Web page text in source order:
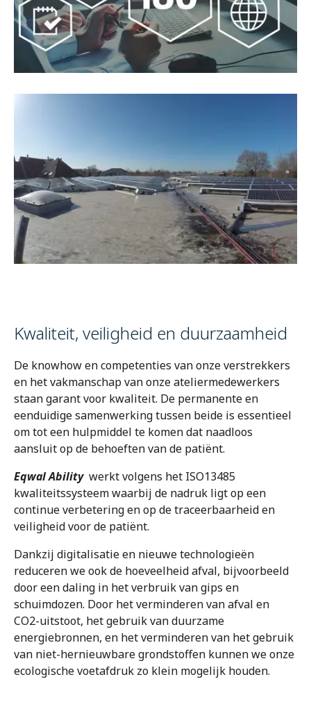
Kwaliteit, veiligheid en duurzaamheid
De knowhow en competenties van onze verstrekkers
en het vakmanschap van onze ateliermedewerkers
staan garant voor kwaliteit. De permanente en
eenduidige samenwerking tussen beide is essentieel
om tot een hulpmiddel te komen dat naadloos
aansluit op de behoeften van de patiënt.
Eqwal Abilitywerkt volgens het ISO13485
kwaliteitssysteem waarbij de nadruk ligt op een
continue verbetering en op de traceerbaarheid en
veiligheid voor de patiënt.
Dankzij digitalisatie en nieuwe technologieën
reduceren we ook de hoeveelheid afval, bijvoorbeeld
door een daling in het verbruik van gips en
schuimdozen. Door het verminderen van afval en
CO2-uitstoot, het gebruik van duurzame
energiebronnen, en het verminderen van het gebruik
van niet-hernieuwbare grondstoffen kunnen we onze
ecologische voetafdruk zo klein mogelijk houden.